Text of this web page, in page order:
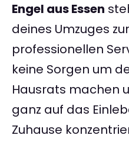
Engel aus Essen
deines Umzuges
professionellen
keine Sorgen um
Hausrats machen
ganz auf das
Zuhause